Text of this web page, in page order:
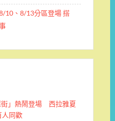
10、8/13分區登場 搭
街」熱鬧登場 西拉雅夏
人同歡